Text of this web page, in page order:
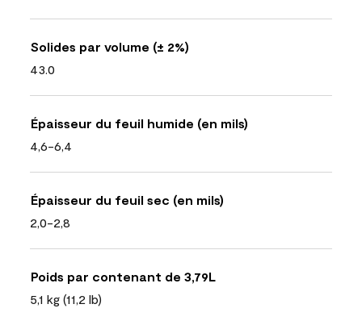
Solides par volume (± 2%)
43.0
Épaisseur du feuil humide (en mils)
4,6-6,4
Épaisseur du feuil sec (en mils)
2,0-2,8
Poids par contenant de 3,79L
5,1 kg (11,2 lb)